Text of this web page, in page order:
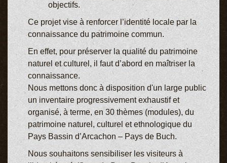
objectifs.
Ce projet vise à renforcer l’identité locale par la
connaissance du patrimoine commun.
En effet, pour préserver la qualité du patrimoine
naturel et culturel, il faut d’abord en maîtriser la
connaissance.
Nous mettons donc à disposition d'un large public
un inventaire progressivement exhaustif et
organisé, à terme, en 30 thèmes (modules), du
patrimoine naturel, culturel et ethnologique du
Pays Bassin d’Arcachon – Pays de Buch.
Nous souhaitons sensibiliser les visiteurs à